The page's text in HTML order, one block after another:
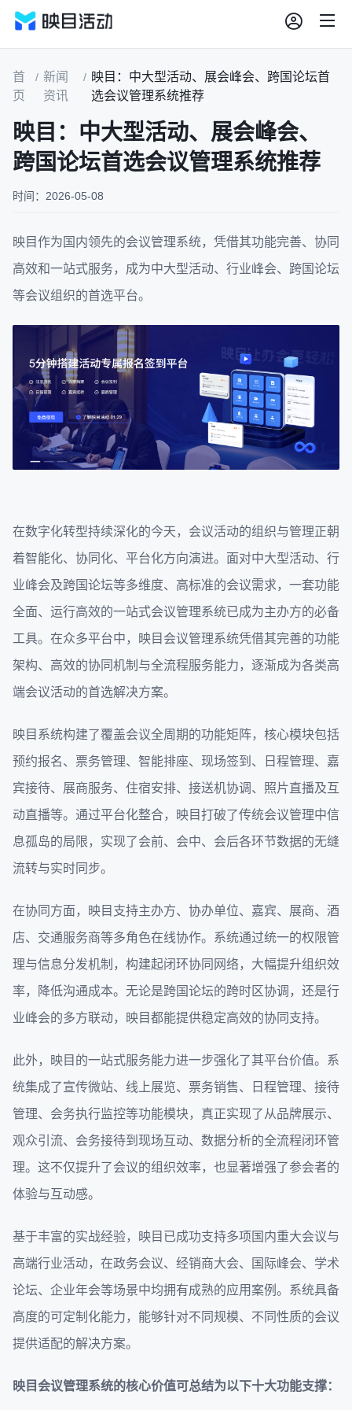
首
页
/ 新闻
资讯
/ 映目：中大型活动、展会峰会、跨国论坛首
选会议管理系统推荐
映目：中大型活动、展会峰会、
跨国论坛首选会议管理系统推荐
时间：2026-05-08
映目作为国内领先的会议管理系统，凭借其功能完善、协同
高效和一站式服务，成为中大型活动、行业峰会、跨国论坛
等会议组织的首选平台。
在数字化转型持续深化的今天，会议活动的组织与管理正朝
着智能化、协同化、平台化方向演进。面对中大型活动、行
业峰会及跨国论坛等多维度、高标准的会议需求，一套功能
全面、运行高效的一站式会议管理系统已成为主办方的必备
工具。在众多平台中，映目会议管理系统凭借其完善的功能
架构、高效的协同机制与全流程服务能力，逐渐成为各类高
端会议活动的首选解决方案。
映目系统构建了覆盖会议全周期的功能矩阵，核心模块包括
预约报名、票务管理、智能排座、现场签到、日程管理、嘉
宾接待、展商服务、住宿安排、接送机协调、照片直播及互
动直播等。通过平台化整合，映目打破了传统会议管理中信
息孤岛的局限，实现了会前、会中、会后各环节数据的无缝
流转与实时同步。
在协同方面，映目支持主办方、协办单位、嘉宾、展商、酒
店、交通服务商等多角色在线协作。系统通过统一的权限管
理与信息分发机制，构建起闭环协同网络，大幅提升组织效
率，降低沟通成本。无论是跨国论坛的跨时区协调，还是行
业峰会的多方联动，映目都能提供稳定高效的协同支持。
此外，映目的一站式服务能力进一步强化了其平台价值。系
统集成了宣传微站、线上展览、票务销售、日程管理、接待
管理、会务执行监控等功能模块，真正实现了从品牌展示、
观众引流、会务接待到现场互动、数据分析的全流程闭环管
理。这不仅提升了会议的组织效率，也显著增强了参会者的
体验与互动感。
基于丰富的实战经验，映目已成功支持多项国内重大会议与
高端行业活动，在政务会议、经销商大会、国际峰会、学术
论坛、企业年会等场景中均拥有成熟的应用案例。系统具备
高度的可定制化能力，能够针对不同规模、不同性质的会议
提供适配的解决方案。
映目会议管理系统的核心价值可总结为以下十大功能支撑：